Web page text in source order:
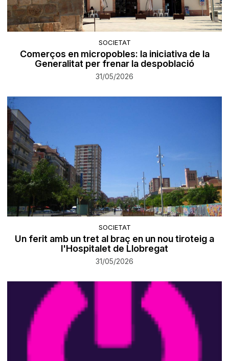
SOCIETAT
Comerços en micropobles: la iniciativa de la
Generalitat per frenar la despoblació
31/05/2026
SOCIETAT
Un ferit amb un tret al braç en un nou tiroteig a
l'Hospitalet de Llobregat
31/05/2026